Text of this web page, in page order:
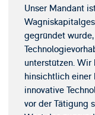
Unser Mandant
gegründet
unterstützen.
hinsichtlich einer
innovative
vor der Tätigung